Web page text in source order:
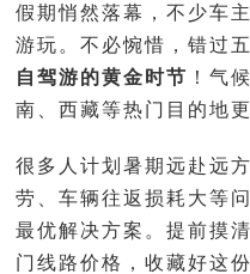
假期悄然落幕，不少车
游玩。不必惋惜，错过
自驾游的黄金时节 ！气
南、西藏等热门目的地
很多人计划暑期远赴远
劳、车辆往返损耗大等
最优解决方案。提前摸
门线路价格，收藏好这